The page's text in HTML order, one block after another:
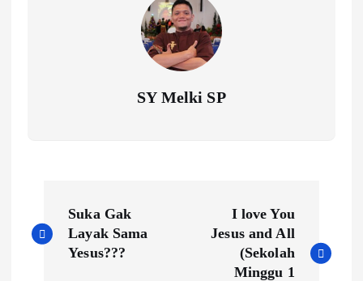
SY Melki SP
o
Suka Gak
Layak Sama
Yesus???
I love You
Jesus and All
(Sekolah
Minggu 1